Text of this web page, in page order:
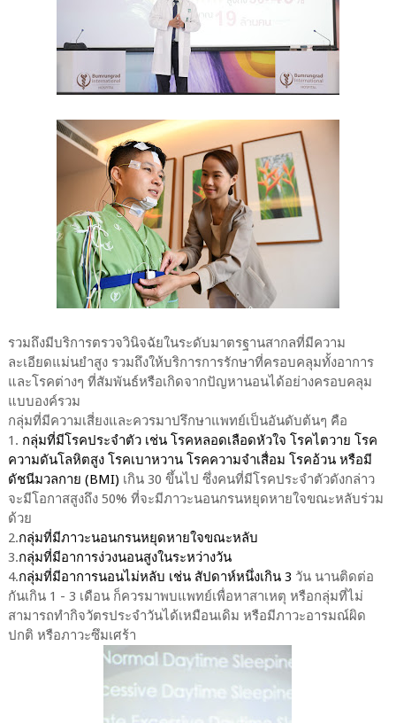
รวมถึงมีบริการตรวจวินิจฉัยในระดับมาตรฐานสากลที่มีความ
ละเอียดแม่นยำสูง รวมถึงให้บริการการรักษาที่ครอบคลุมทั้งอาการ
และโรคต่างๆ ที่สัมพันธ์หรือเกิดจากปัญหานอนได้อย่างครอบคลุม
แบบองค์รวม
กลุ่มที่มีความเสี่ยงและควรมาปรึกษาแพทย์เป็นอันดับต้นๆ คือ
1. กลุ่มที่มีโรคประจำตัว เช่น โรคหลอดเลือดหัวใจ โรคไตวาย โรค
ความดันโลหิตสูง โรคเบาหวาน โรคความจำเสื่อม โรคอ้วน หรือมี
ดัชนีมวลกาย (BMI) เกิน 30 ขึ้นไป ซึ่งคนที่มีโรคประจำตัวดังกล่าว
จะมีโอกาสสูงถึง 50% ที่จะมีภาวะนอนกรนหยุดหายใจขณะหลับร่วม
ด้วย
2.กลุ่มที่มีภาวะนอนกรนหยุดหายใจขณะหลับ
3.กลุ่มที่มีอาการง่วงนอนสูงในระหว่างวัน
4.กลุ่มที่มีอาการนอนไม่หลับ เช่น สัปดาห์หนึ่งเกิน 3 วัน นานติดต่อ
กันเกิน 1 - 3 เดือน ก็ควรมาพบแพทย์เพื่อหาสาเหตุ หรือกลุ่มที่ไม่
สามารถทำกิจวัตรประจำวันได้เหมือนเดิม หรือมีภาวะอารมณ์ผิด
ปกติ หรือภาวะซึมเศร้า